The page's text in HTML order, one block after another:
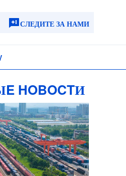
СЛЕДИТЕ ЗА НАМИ
HOBOCTИ